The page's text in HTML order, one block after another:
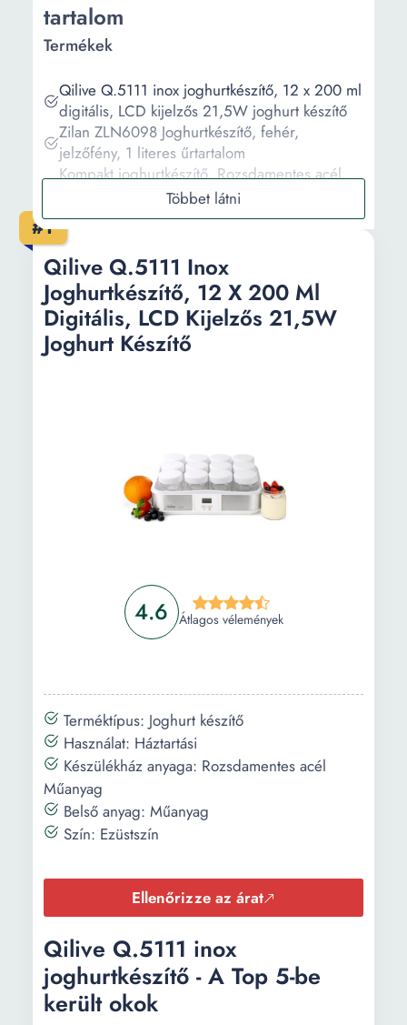
#1
4.6 Átlagos vélemények
Qilive Q.5111 Inox
Joghurtkészítő, 12 X 200 Ml
Digitális, LCD Kijelzős 21,5W
Joghurt Készítő
Terméktípus: Joghurt készítő
Használat: Háztartási
Készülékház anyaga: Rozsdamentes acél
Műanyag
Belső anyag: Műanyag
Szín: Ezüstszín
Ellenőrizze az árat
Qilive Q.5111 inox
joghurtkészítő - A Top 5-be
került okok
tartalom
Termékek
Qilive Q.5111 inox joghurtkészítő, 12 x 200 ml
digitális, LCD kijelzős 21,5W joghurt készítő
Zilan ZLN6098 Joghurtkészítő, fehér,
jelzőfény, 1 literes űrtartalom
Kompakt joghurtkészítő, Rozsdamentes acél,
Adler AD4476 joghurtkészítő
Ariete 621 Yogurella joghurtkészítő, 20W, 1L,
fehér/narancssárga
Információ
Vásárlási útmutató